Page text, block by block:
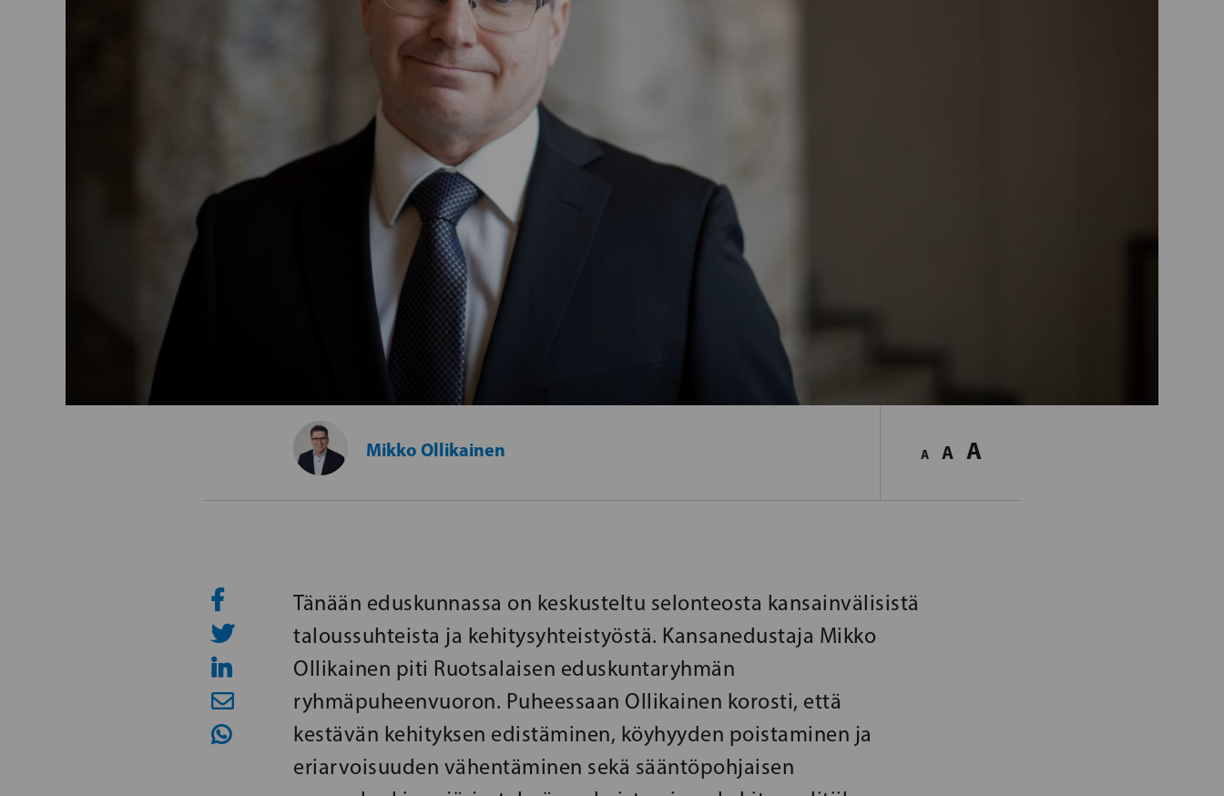
Mikko Ollikainen A A A
Tänään eduskunnassa on keskusteltu selonteosta kansainvälisistä
taloussuhteista ja kehitysyhteistyöstä. Kansanedustaja Mikko
Ollikainen piti Ruotsalaisen eduskuntaryhmän
ryhmäpuheenvuoron. Puheessaan Ollikainen korosti, että
kestävän kehityksen edistäminen, köyhyyden poistaminen ja
eriarvoisuuden vähentäminen sekä sääntöpohjaisen